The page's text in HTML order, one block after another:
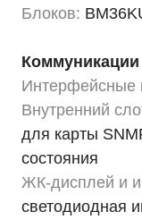
Блоков:
Интерфейсные
Внутренний
для карты
состояния
ЖК-дисплей и
светодиодная